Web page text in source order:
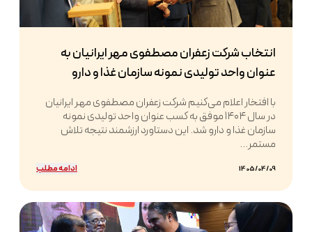
انتخاب شرکت زعفران مصطفوی مهر ایرانیان به
عنوان واحد تولیدی نمونه سازمان غذا و دارو
با افتخار اعلام می‌کنیم شرکت زعفران مصطفوی مهر ایرانیان
در سال ۱۴۰۴ موفق به کسب عنوان واحد تولیدی نمونه
سازمان غذا و دارو شد. این دستاورد ارزشمند نتیجه تلاش
مستمر...
1405/04/09 ادامه مطلب